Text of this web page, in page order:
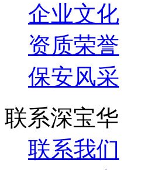
企业文化
资质荣誉
保安风采
联系深宝华
联系我们